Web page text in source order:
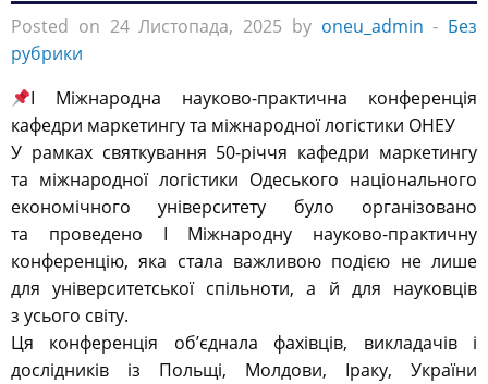
Posted on 24 Листопада, 2025 by oneu_admin - Без
рубрики
І Міжнародна науково-практична конференція
кафедри маркетингу та міжнародної логістики ОНЕУ
У рамках святкування 50-річчя кафедри маркетингу
та міжнародної логістики Одеського національного
економічного університету було організовано
та проведено І Міжнародну науково-практичну
конференцію, яка стала важливою подією не лише
для університетської спільноти, а й для науковців
з усього світу.
Ця конференція об’єднала фахівців, викладачів і
дослідників із Польщі, Молдови, Іраку, України